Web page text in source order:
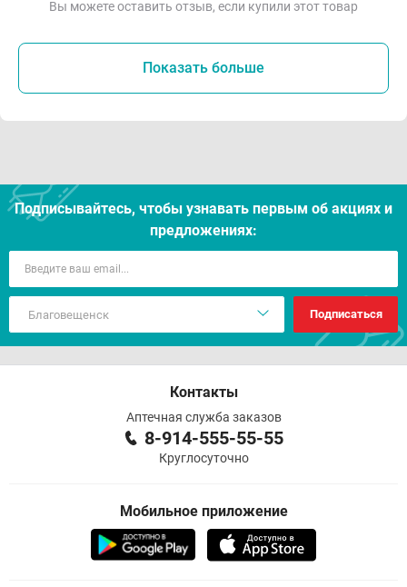
Вы можете оставить отзыв, если купили этот товар
Показать больше
Подписывайтесь, чтобы узнавать первым об акцияx и
предложениях:
Подписаться
Контакты
Аптечная служба заказов
8-914-555-55-55
Круглосуточно
Мобильное приложение